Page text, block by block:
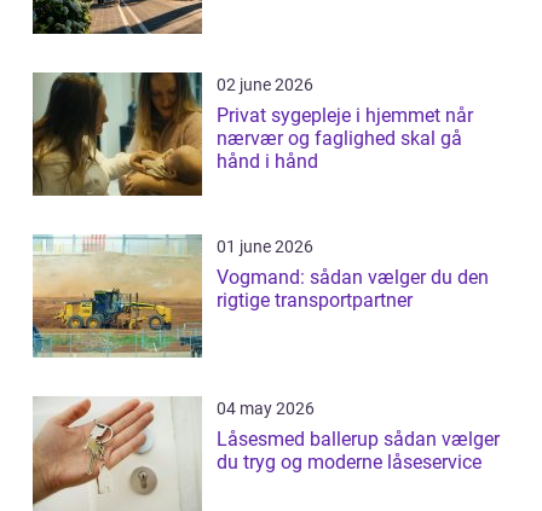
02 june 2026
Privat sygepleje i hjemmet når
nærvær og faglighed skal gå
hånd i hånd
01 june 2026
Vogmand: sådan vælger du den
rigtige transportpartner
04 may 2026
Låsesmed ballerup sådan vælger
du tryg og moderne låseservice